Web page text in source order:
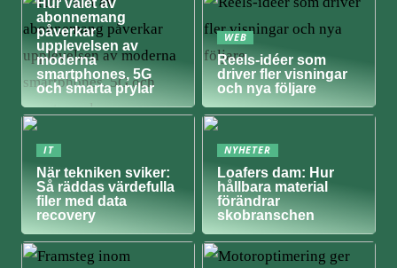
Hur valet av
abonnemang
påverkar
upplevelsen av
moderna
smartphones, 5G
och smarta prylar
WEB
Reels-idéer som
driver fler visningar
och nya följare
IT
När tekniken sviker:
Så räddas värdefulla
filer med data
recovery
NYHETER
Loafers dam: Hur
hållbara material
förändrar
skobranschen